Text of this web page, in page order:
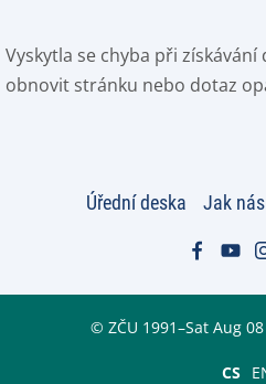
Vyskytla se chyba při
obnovit stránku nebo dotaz
Úřední deska Jak
© ZČU 1991–Sat Aug
CS